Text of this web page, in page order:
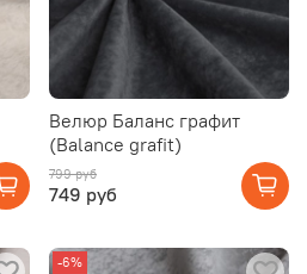
Велюр Баланс графит
(Balance grafit)
799 руб
749 руб
-6%